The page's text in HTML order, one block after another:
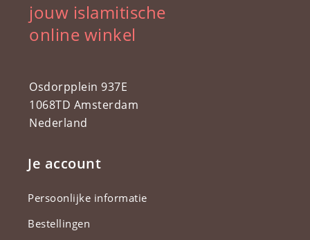
jouw islamitische
online winkel
Osdorpplein 937E
1068TD Amsterdam
Nederland
Je account
Persoonlijke informatie
Bestellingen